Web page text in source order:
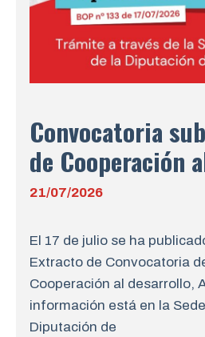
Convocatoria
de Cooperación
21/07/2026
El 17 de julio se ha
Extracto de Convocatoria
Cooperación al desarrollo,
información está en la
Diputación de